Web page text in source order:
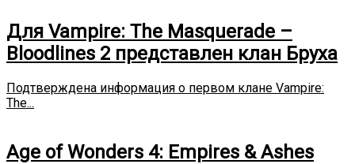
Для Vampire: The Masquerade –
Bloodlines 2 представлен клан Бруха
Подтверждена информация о первом клане Vampire:
The...
Age of Wonders 4: Empires & Ashes